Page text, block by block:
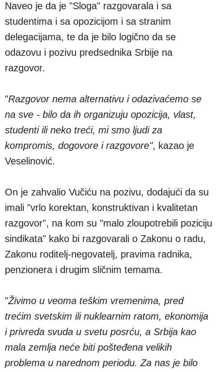
Naveo je da je "Sloga" razgovarala i sa
studentima i sa opozicijom i sa stranim
delegacijama, te da je bilo logično da se
odazovu i pozivu predsednika Srbije na
razgovor.
"Razgovor nema alternativu i odazivaćemo se
na sve - bilo da ih organizuju opozicija, vlast,
studenti ili neko treći, mi smo ljudi za
kompromis, dogovore i razgovore", kazao je
Veselinović.
On je zahvalio Vučiću na pozivu, dodajući da su
imali "vrlo korektan, konstruktivan i kvalitetan
razgovor", na kom su "malo zloupotrebili poziciju
sindikata" kako bi razgovarali o Zakonu o radu,
Zakonu roditelj-negovatelj, pravima radnika,
penzionera i drugim sličnim temama.
"Živimo u veoma teškim vremenima, pred
trećim svetskim ili nuklearnim ratom, ekonomija
i privreda svuda u svetu posrću, a Srbija kao
mala zemlja neće biti pošteđena velikih
problema u narednom periodu. Za nas je bilo